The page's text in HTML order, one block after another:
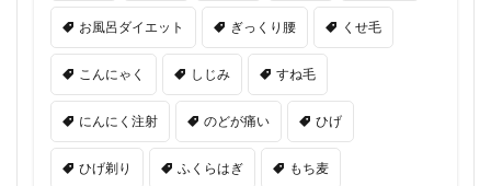
お風呂ダイエット ぎっくり腰 くせ毛
こんにゃく しじみ すね毛
にんにく注射 のどが痛い ひげ
ひげ剃り ふくらはぎ もち麦